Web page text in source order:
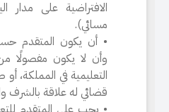
الافتراضية على مدار
مسائي).
• أن يكون المتقدم
وأن لا يكون مفصولًا
التعليمية في المملكة،
قضائي له علاقة بالشرف